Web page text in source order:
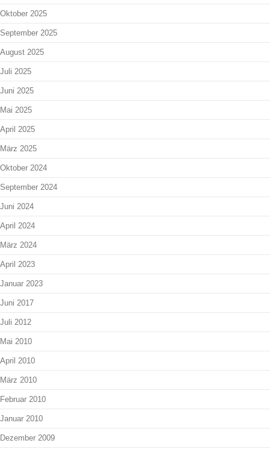
Oktober 2025
September 2025
August 2025
Juli 2025
Juni 2025
Mai 2025
April 2025
März 2025
Oktober 2024
September 2024
Juni 2024
April 2024
März 2024
April 2023
Januar 2023
Juni 2017
Juli 2012
Mai 2010
April 2010
März 2010
Februar 2010
Januar 2010
Dezember 2009